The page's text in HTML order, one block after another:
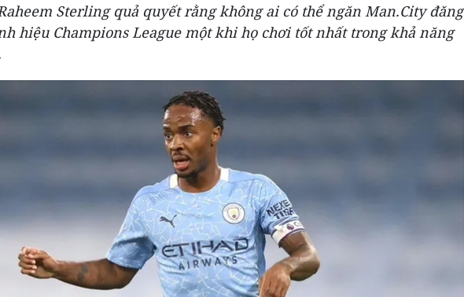
Sterling quả quyết rằng không ai có thể ngăn Man.City đăng
hiệu Champions League một khi họ chơi tốt nhất trong khả năng